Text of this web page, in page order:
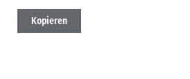
Kopieren